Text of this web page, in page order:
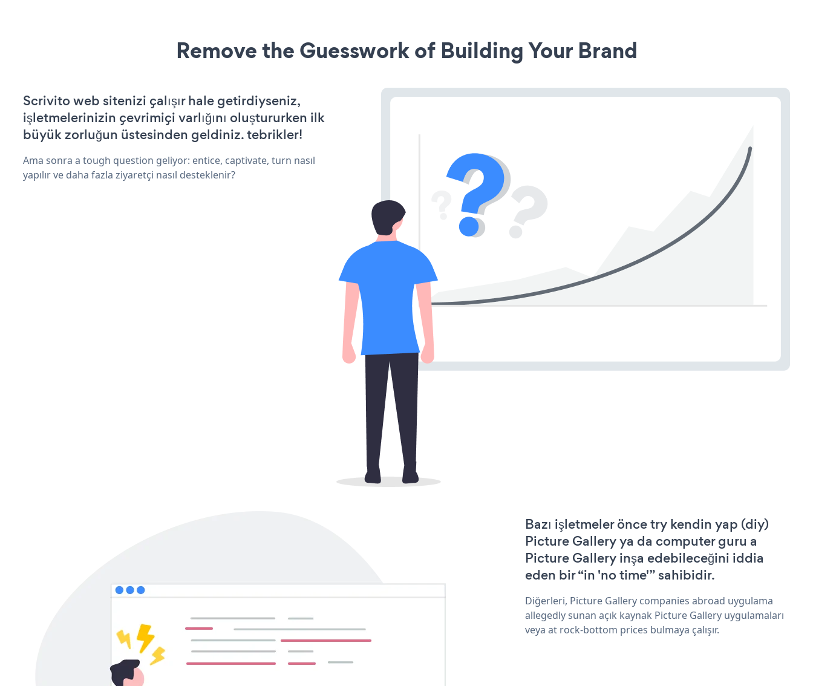
Remove the Guesswork of Building Your Brand
Scrivito web sitenizi çalışır hale getirdiyseniz,
işletmelerinizin çevrimiçi varlığını oluştururken ilk
büyük zorluğun üstesinden geldiniz. tebrikler!
Ama sonra a tough question geliyor: entice, captivate, turn nasıl
yapılır ve daha fazla ziyaretçi nasıl desteklenir?
Bazı işletmeler önce try kendin yap (diy)
Picture Gallery ya da computer guru a
Picture Gallery inşa edebileceğini iddia
eden bir “in 'no time'” sahibidir.
Diğerleri, Picture Gallery companies abroad uygulama
allegedly sunan açık kaynak Picture Gallery uygulamaları
veya at rock-bottom prices bulmaya çalışır.